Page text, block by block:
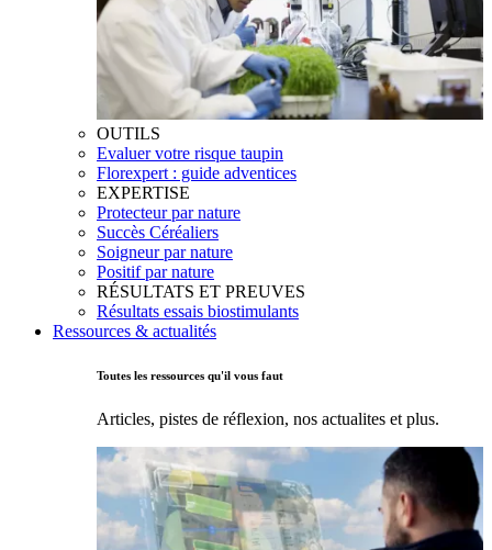
OUTILS
Evaluer votre risque taupin
Florexpert : guide adventices
EXPERTISE
Protecteur par nature
Succès Céréaliers
Soigneur par nature
Positif par nature
RÉSULTATS ET PREUVES
Résultats essais biostimulants
Ressources & actualités
Toutes les ressources qu'il vous faut
Articles, pistes de réflexion, nos actualites et plus.